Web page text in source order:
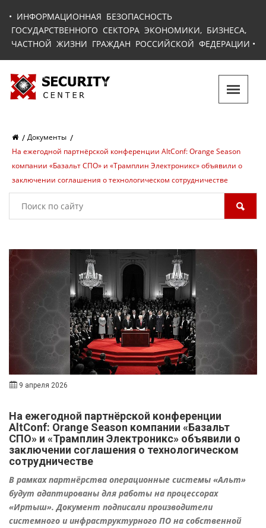
• ИНФОРМАЦИОННАЯ БЕЗОПАСНОСТЬ
ГОСУДАРСТВЕННОГО СЕКТОРА ЭКОНОМИКИ, БИЗНЕСА,
ЧАСТНОЙ ЖИЗНИ ГРАЖДАН РОССИЙСКОЙ ФЕДЕРАЦИИ •
Документы
На ежегодной партнёрской конференции AltConf: Orange Season
компании «Базальт СПО» и «Трамплин Электроникс» объявили о
заключении соглашения о технологическом сотрудничестве
9 апреля 2026
На ежегодной партнёрской конференции
AltConf: Orange Season компании «Базальт
СПО» и «Трамплин Электроникс» объявили о
заключении соглашения о технологическом
сотрудничестве
В рамках партнёрства операционные системы «Альт»
будут адаптированы для работы на процессорах
«Иртыш». Документ подписали производители
системного и инфраструктурного ПО на собственной